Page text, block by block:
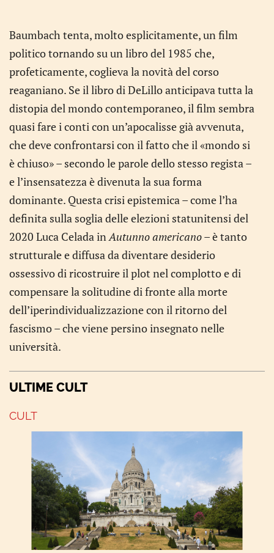
Baumbach tenta, molto esplicitamente, un film
politico tornando su un libro del 1985 che,
profeticamente, coglieva la novità del corso
reaganiano. Se il libro di DeLillo anticipava tutta la
distopia del mondo contemporaneo, il film sembra
quasi fare i conti con un’apocalisse già avvenuta,
che deve confrontarsi con il fatto che il «mondo si
è chiuso» – secondo le parole dello stesso regista –
e l’insensatezza è divenuta la sua forma
dominante. Questa crisi epistemica – come l’ha
definita sulla soglia delle elezioni statunitensi del
2020 Luca Celada inAutunno americano– è tanto
strutturale e diffusa da diventare desiderio
ossessivo di ricostruire il plot nel complotto e di
compensare la solitudine di fronte alla morte
dell’iperindividualizzazione con il ritorno del
fascismo – che viene persino insegnato nelle
università.
ULTIME CULT
CULT